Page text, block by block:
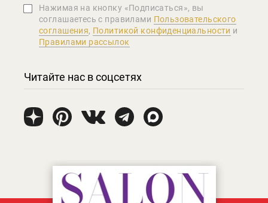
Нажимая на кнопку «Подписаться», вы
соглашаетеcь с правилами Пользовательского
соглашения, Политикой конфиденциальности и
Правилами рассылок
Читайте нас в соцсетях